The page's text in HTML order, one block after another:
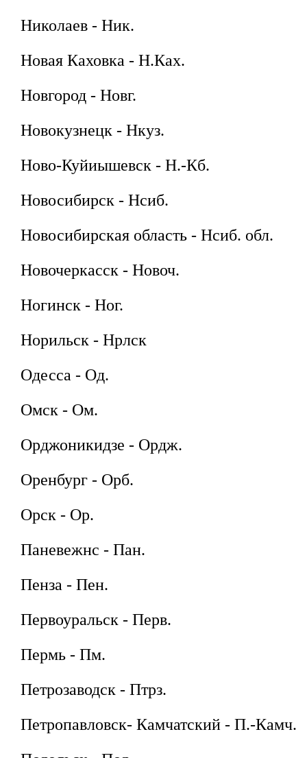
Николаев - Ник.
Новая Каховка - Н.Ках.
Новгород - Новг.
Новокузнецк - Нкуз.
Ново-Куйиышевск - Н.-Кб.
Новосибирск - Нсиб.
Новосибирская область - Нсиб. обл.
Новочеркасск - Новоч.
Ногинск - Ног.
Норильск - Нрлск
Одесса - Од.
Омск - Ом.
Орджоникидзе - Ордж.
Оренбург - Орб.
Орск - Ор.
Паневежнс - Пан.
Пенза - Пен.
Первоуральск - Перв.
Пермь - Пм.
Петрозаводск - Птрз.
Петропавловск- Камчатский - П.-Камч.